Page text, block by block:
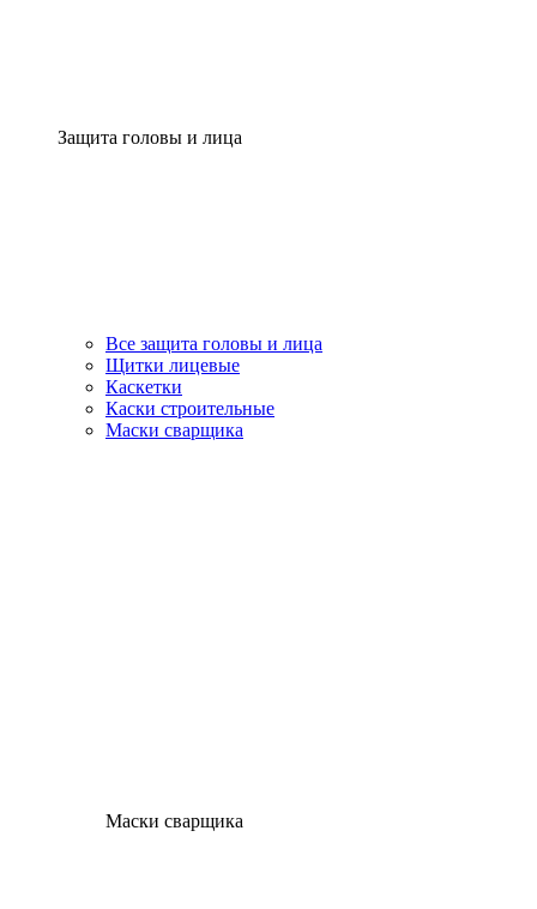
Защита головы и лица
Все защита головы и лица
Щитки лицевые
Каскетки
Каски строительные
Маски сварщика
Маски сварщика